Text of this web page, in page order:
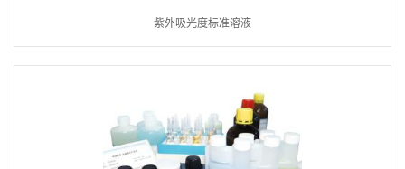
紫外吸光度标准溶液